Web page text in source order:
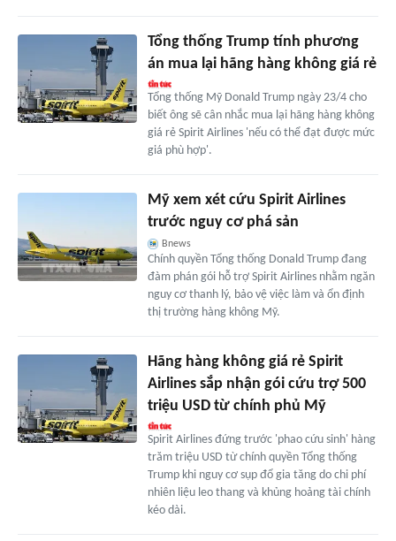
Tổng thống Trump tính phương
án mua lại hãng hàng không giá rẻ
Tổng thống Mỹ Donald Trump ngày 23/4 cho
biết ông sẽ cân nhắc mua lại hãng hàng không
giá rẻ Spirit Airlines 'nếu có thể đạt được mức
giá phù hợp'.
Mỹ xem xét cứu Spirit Airlines
trước nguy cơ phá sản
Bnews
Chính quyền Tổng thống Donald Trump đang
đàm phán gói hỗ trợ Spirit Airlines nhằm ngăn
nguy cơ thanh lý, bảo vệ việc làm và ổn định
thị trường hàng không Mỹ.
Hãng hàng không giá rẻ Spirit
Airlines sắp nhận gói cứu trợ 500
triệu USD từ chính phủ Mỹ
Spirit Airlines đứng trước 'phao cứu sinh' hàng
trăm triệu USD từ chính quyền Tổng thống
Trump khi nguy cơ sụp đổ gia tăng do chi phí
nhiên liệu leo thang và khủng hoảng tài chính
kéo dài.